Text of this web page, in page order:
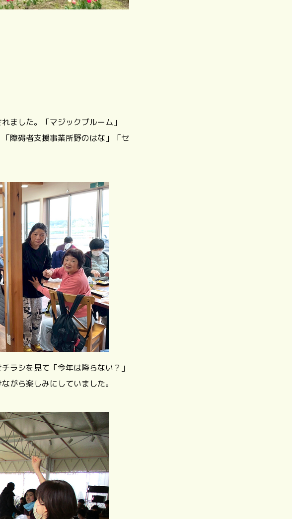
ました。「マジックブルーム」
障碍者支援事業所野のはな」「セ
ラシを見て「今年は降らない？」
がら楽しみにしていました。